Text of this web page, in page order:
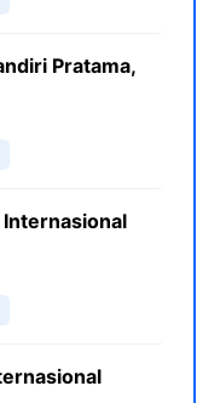
Pratama,
Internasional